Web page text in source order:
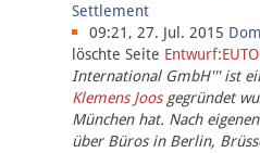
ImpressumSettlement
09:21, 27. Jul. 2015
löschte Seite
International GmbH''' ist
Klemens Joosgegründet
München hat. Nach
über Büros in Berlin,